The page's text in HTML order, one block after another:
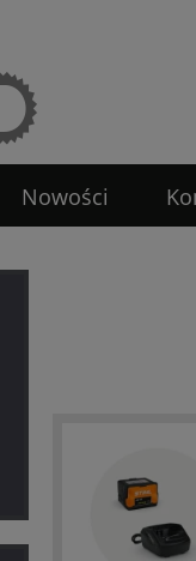
Nowości